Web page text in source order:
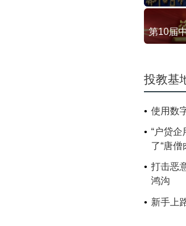
第10届
投教基
使用数
“户贷企
了“唐僧
打击恶
鸿沟
新手上